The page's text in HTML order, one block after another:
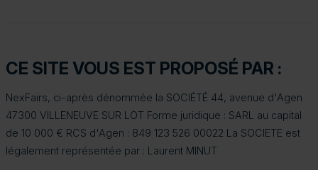
CE SITE VOUS EST PROPOSÉ PAR :
NexFairs, ci-après dénommée la SOCIÉTÉ 44, avenue d'Agen
47300 VILLENEUVE SUR LOT Forme juridique : SARL au capital
de 10 000 € RCS d'Agen : 849 123 526 00022 La SOCIETE est
légalement représentée par : Laurent MINUT